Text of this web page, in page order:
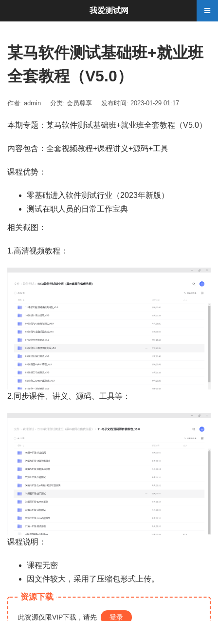
某马软件测试基础班+就业班
全套教程（V5.0）
作者: admin 分类: 会员尊享 发布时间: 2023-01-29 01:17
本期专题：某马软件测试基础班+就业班全套教程（V5.0）
内容包含：全套视频教程+课程讲义+源码+工具
课程优势：
零基础进入软件测试行业（2023年新版）
测试在职人员的日常工作宝典
相关截图：
1.高清视频教程：
2.同步课件、讲义、源码、工具等：
课程说明：
课程无密
因文件较大，采用了压缩包形式上传。
资源下载
此资源仅限VIP下载，请先 登录
我爱测试网